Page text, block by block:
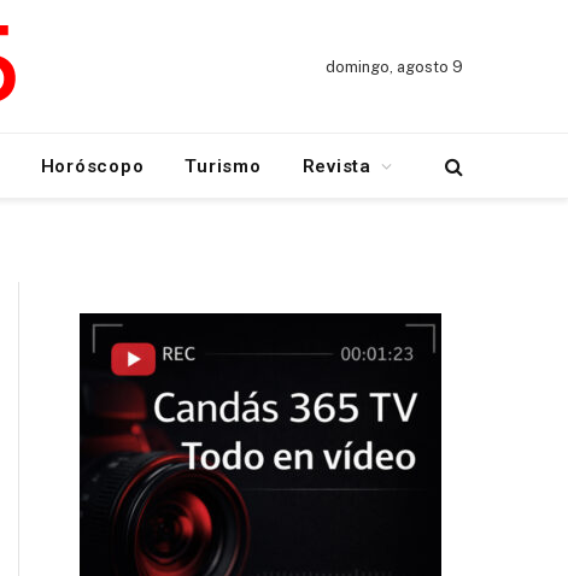
domingo, agosto 9
Horóscopo Turismo Revista